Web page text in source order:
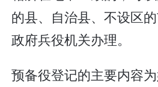
的县、自治县、不设区
政府兵役机关办理。
预备役登记的主要内容